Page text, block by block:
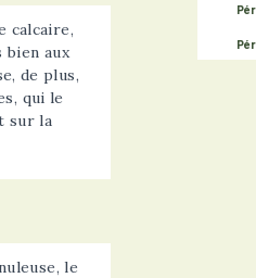
calcaire,
aux
de plus,
qui le
sur la
le